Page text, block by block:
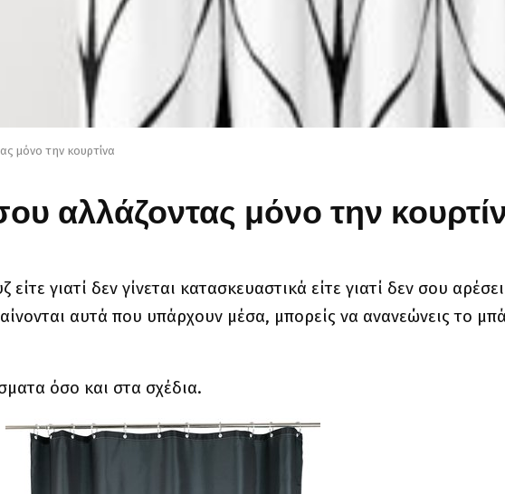
μόνο την κουρτίνα
αλλάζοντας μόνο την
γιατί δεν γίνεται κατασκευαστικά είτε γιατί δεν σου
αυτά που υπάρχουν μέσα, μπορείς να ανανεώνεις το
όσο και στα σχέδια.